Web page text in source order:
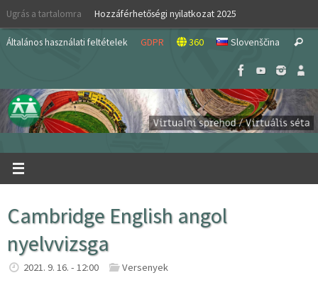
Skip
content
Ugrás a tartalomra Hozzáférhetőségi nyilatkozat 2025
Általános használati feltételek GDPR 360 Slovenščina Search
Cambridge English angol
nyelvvizsga
2021. 9. 16. - 12:00 Versenyek